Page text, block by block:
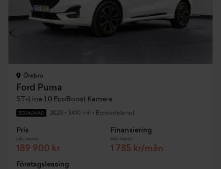
Örebro
Ford Puma
ST-Line 1.0 EcoBoost Kamera
BEGAGNAD 2023 • 3410 mil • Bensin/etanol
Pris
Inkl. moms
189 900 kr
Finansiering
Inkl. moms
1 785 kr/mån
Företagsleasing